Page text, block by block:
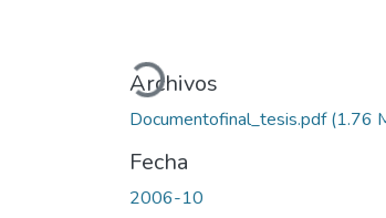
Cargando...
Archivos
Documentofinal_tesis.pdf(1.76
Fecha
2006-10